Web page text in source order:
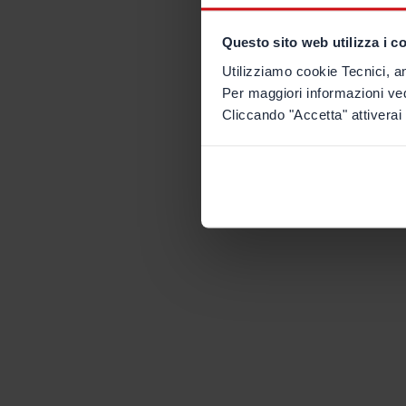
Questo sito web utilizza i
Utilizziamo cookie Tecnici,
Per maggiori informazioni
Cliccando "Accetta"